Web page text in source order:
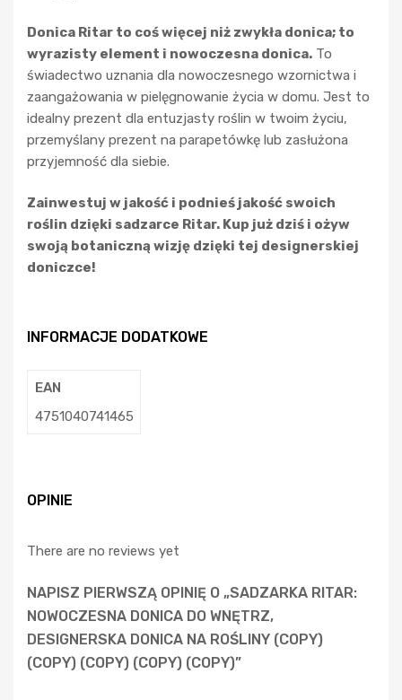
Donica Ritar to coś więcej niż zwykła donica; to
wyrazisty element i nowoczesna donica. To
świadectwo uznania dla nowoczesnego wzornictwa i
zaangażowania w pielęgnowanie życia w domu. Jest to
idealny prezent dla entuzjasty roślin w twoim życiu,
przemyślany prezent na parapetówkę lub zasłużona
przyjemność dla siebie.
Zainwestuj w jakość i podnieś jakość swoich
roślin dzięki sadzarce Ritar. Kup już dziś i ożyw
swoją botaniczną wizję dzięki tej designerskiej
doniczce!
INFORMACJE DODATKOWE
EAN
4751040741465
OPINIE
There are no reviews yet
NAPISZ PIERWSZĄ OPINIĘ O „SADZARKA RITAR:
NOWOCZESNA DONICA DO WNĘTRZ,
DESIGNERSKA DONICA NA ROŚLINY (COPY)
(COPY) (COPY) (COPY) (COPY)”